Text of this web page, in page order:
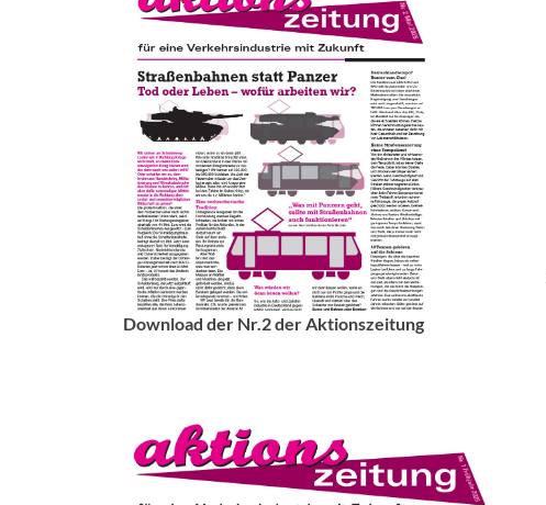
Download der Nr.2 der Aktionszeitung